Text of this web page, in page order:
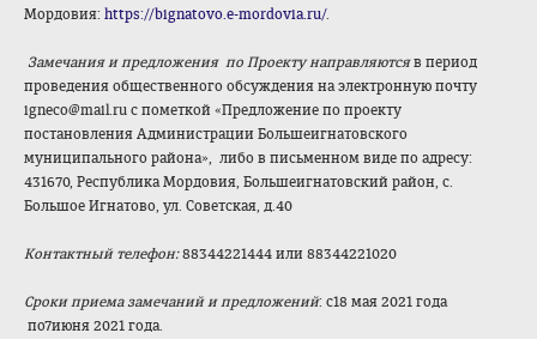
Мордовия: https://bignatovo.e-mordovia.ru/.
Замечания и предложения по Проектунаправляютсяв период
проведения общественного обсуждения на электронную почту
igneco@mail.ru с пометкой «Предложение по проекту
постановления Администрации Большеигнатовского
муниципального района», либо в письменном виде по адресу:
431670, Республика Мордовия, Большеигнатовский район, с.
Большое Игнатово, ул. Советская, д.40
Контактный телефон:88344221444 или 88344221020
Сроки приема замечаний и предложений: с18 мая 2021 года
по7июня 2021 года.